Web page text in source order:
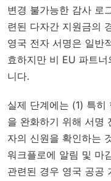
변경 불가능한 감사 로
련된 다자간 지원금의
영국 전자 서명은 일반
효하지만 비 EU 파트
니다.
실제 단계에는 (1) 특히
을 완화하기 위해 서명
자의 신원을 확인하는
워크플로에 알림 및 마
관련된 경우 영국 공공